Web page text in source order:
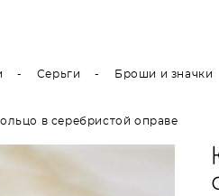
- Серьги - Броши и значки
в серебристой оправе